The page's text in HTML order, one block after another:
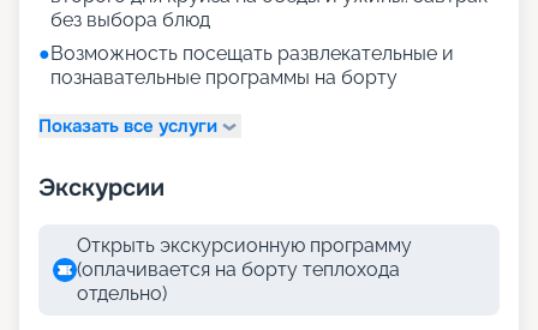
без выбора блюд
●Возможность посещать развлекательные и
познавательные программы на борту
Показать все услуги
Экскурсии
Открыть экскурсионную программу
(оплачивается на борту теплохода
отдельно)